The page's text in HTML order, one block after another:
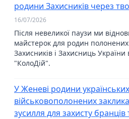
родини Захисників через
16/07/2026
Після невеликої паузи ми
майстерок для родин полонених
Захисників і Захисниць
"КолоДій".
У Женеві родини українських
військовополонених
зусилля для захисту